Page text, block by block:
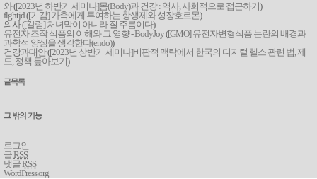
와 ([2023년 하반기 세미나]몸(Body)과 건강 : 역사, 사회적으로 접근하기 )
flghtjd ([기감] 가축에게 투여하는 항생제와 성장호르몬)
의사 ([칼럼] 처녀막이 아니라 질 주름이다)
유전자 조작 식품의 이해와 그 영향 - BodyJoy([GMO] 유전자변형식품 논란의 배경과
과학적 양심을 생각한다(endo))
건강과대안 ([2023년 상반기 세미나]비판적 맥락에서 한국의 디지털 헬스 관련 법, 제
도, 정책 톺아보기 )
글목록
그 밖의 기능
로그인
글RSS
댓글RSS
WordPress.org